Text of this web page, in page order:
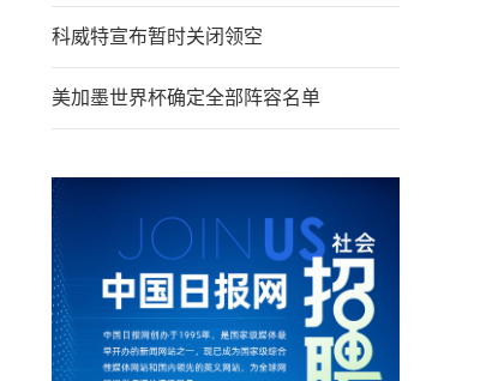
科威特宣布暂时关闭领空
美加墨世界杯确定全部阵容名单